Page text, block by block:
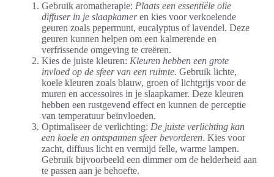
Gebruik aromatherapie: Plaats een essentiële olie
diffuser in je slaapkameren kies voor verkoelende
geuren zoals pepermunt, eucalyptus of lavendel. Deze
geuren kunnen helpen om een kalmerende en
verfrissende omgeving te creëren.
Kies de juiste kleuren: Kleuren hebben een grote
invloed op de sfeer van een ruimte. Gebruik lichte,
koele kleuren zoals blauw, groen of lichtgrijs voor de
muren en accessoires in je slaapkamer. Deze kleuren
hebben een rustgevend effect en kunnen de perceptie
van temperatuur beïnvloeden.
Optimaliseer de verlichting: De juiste verlichting kan
een koele en ontspannen sfeer bevorderen. Kies voor
zacht, diffuus licht en vermijd felle, warme lampen.
Gebruik bijvoorbeeld een dimmer om de helderheid aan
te passen aan je behoefte.